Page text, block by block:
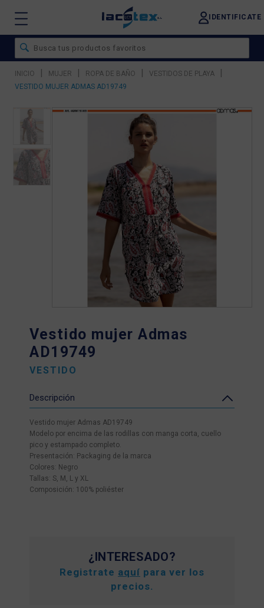
IDENTIFICATE
INICIO | MUJER | ROPA DE BAÑO | VESTIDOS DE PLAYA |
VESTIDO MUJER ADMAS AD19749
Vestido mujer Admas
AD19749
VESTIDO
Descripción
Vestido mujer Admas AD19749
Modelo por encima de las rodillas con manga corta, cuello
pico y estampado completo.
Presentación: Packaging de la marca
Colores: Negro
Tallas: S, M, L y XL
Composición: 100% poliéster
¿INTERESADO?
Registrate aquí para ver los
precios.